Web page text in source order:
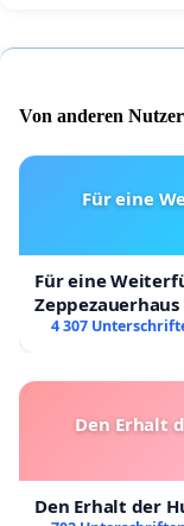
Von anderen
Für eine
Für eine
Zeppezauerhaus
4 307
Den Erhalt
Den Erhalt der